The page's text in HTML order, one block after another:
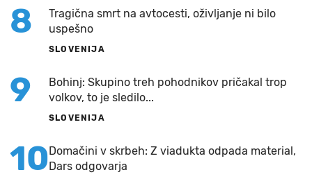
8
Tragična smrt na avtocesti, oživljanje ni bilo
uspešno
SLOVENIJA
9
Bohinj: Skupino treh pohodnikov pričakal trop
volkov, to je sledilo...
SLOVENIJA
10Domačini v skrbeh: Z viadukta odpada material,
Dars odgovarja